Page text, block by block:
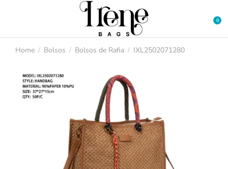
You are here:
Home Bolsos Bolsos de Rafia IXL2502071280